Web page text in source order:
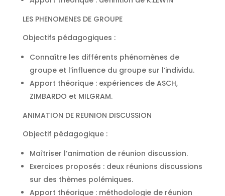
LES PHENOMENES DE GROUPE
Objectifs pédagogiques :
Connaître les différents phénomènes de
groupe et l’influence du groupe sur l’individu.
Apport théorique : expériences de ASCH,
ZIMBARDO et MILGRAM.
ANIMATION DE REUNION DISCUSSION
Objectif pédagogique :
Maîtriser l’animation de réunion discussion.
Exercices proposés : deux réunions discussions
sur des thèmes polémiques.
Apport théorique : méthodologie de réunion